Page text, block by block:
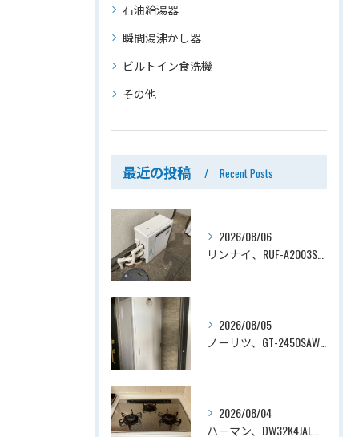
石油給湯器
瞬間湯沸かし器
ビルトイン食洗機
その他
最近の投稿 Recent Posts
2026/08/06
2026/08/05
2026/08/04